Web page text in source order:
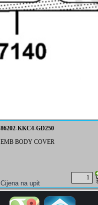
86202-KKC4-GD250
EMB BODY COVER